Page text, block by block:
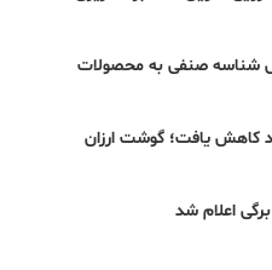
شناسه صنفی به محصولات
زنده 30 درصد کاهش یافت؛ گوشت ارزان
اعلام شد